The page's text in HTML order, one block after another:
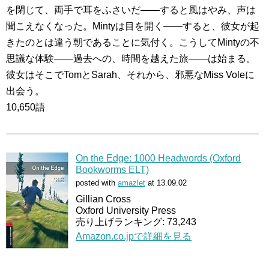
を閉じて、両手で耳をふさいだ――すると風はやみ、声は
聞こえなくなった。Mintyは目を開く――すると、彼女が起
きたのとは違う朝であることに気付く。こうしてMintyの不
思議な体験――過去への、時間を越えた旅――は始まる。
彼女はそこでTomとSarah、それから、邪悪なMiss Voleに
出会う。
10,650語
On the Edge: 1000 Headwords (Oxford
Bookworms ELT)
posted with amazlet at 13.09.02
Gillian Cross
Oxford University Press
売り上げランキング: 73,243
Amazon.co.jpで詳細を見る